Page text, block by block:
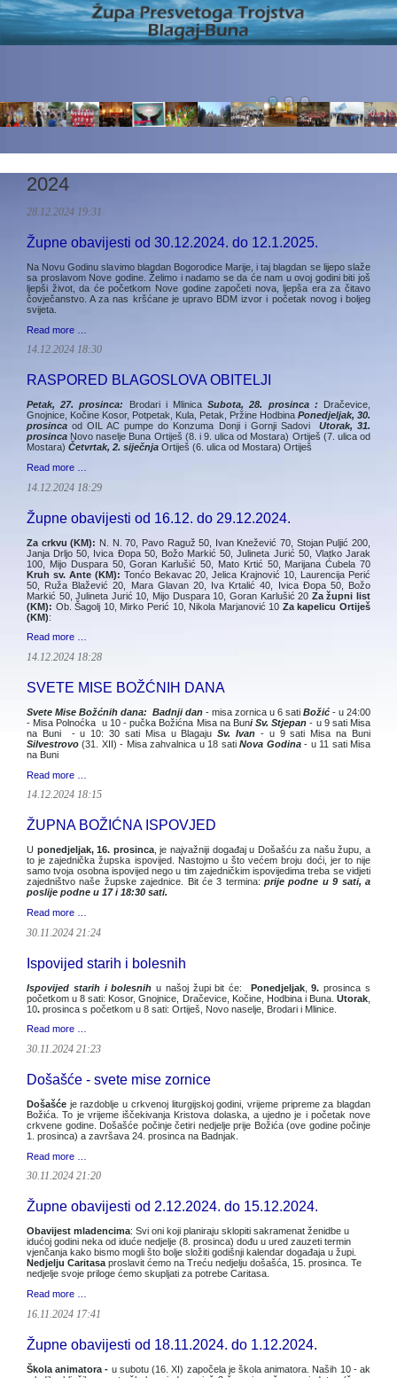
2024
28.12.2024 19:31
Župne obavijesti od 30.12.2024. do 12.1.2025.
Na Novu Godinu slavimo blagdan Bogorodice Marije, i taj blagdan se lijepo slaže
sa proslavom Nove godine. Želimo i nadamo se da će nam u ovoj godini biti još
ljepši život, da će početkom Nove godine započeti nova, ljepša era za čitavo
čovječanstvo. A za nas kršćane je upravo BDM izvor i početak novog i boljeg
svijeta.
Read more …
14.12.2024 18:30
RASPORED BLAGOSLOVA OBITELJI
Petak, 27. prosinca: Brodari i Mlinica Subota, 28. prosinca :
Dračevice,
Gnojnice, Kočine Kosor, Potpetak, Kula, Petak, Pržine Hodbina Ponedjeljak, 30.
prosincaod OIL AC pumpe do Konzuma Donji i Gornji Sadovi Utorak, 31.
prosinca Novo naselje Buna Ortiješ (8. i 9. ulica od Mostara) Ortiješ (7. ulica od
Mostara) Četvrtak, 2. siječnja Ortiješ (6. ulica od Mostara) Ortiješ
Read more …
14.12.2024 18:29
Župne obavijesti od 16.12. do 29.12.2024.
Za crkvu (KM): N. N. 70, Pavo Raguž 50, Ivan Knežević 70, Stojan Puljić 200,
Janja Drljo 50, Ivica Đopa 50, Božo Markić 50, Julineta Jurić 50, Vlatko Jarak
100, Mijo Duspara 50, Goran Karlušić 50, Mato Krtić 50, Marijana Ćubela 70
Kruh sv. Ante (KM): Tonćo Bekavac 20, Jelica Krajnović 10, Laurencija Perić
50, Ruža Blažević 20, Mara Glavan 20, Iva Krtalić 40, Ivica Đopa 50, Božo
Markić 50, Julineta Jurić 10, Mijo Duspara 10, Goran Karlušić 20 Za župni list
(KM): Ob. Šagolj 10, Mirko Perić 10, Nikola Marjanović 10 Za kapelicu Ortiješ
(KM):
Read more …
14.12.2024 18:28
SVETE MISE BOŽĆNIH DANA
Svete Mise Božćnih dana: Badnji dan - misa zornica u 6 sati Božić - u 24:00
- Misa Polnoćka u 10 - pučka Božićna Misa na Buni Sv. Stjepan- u 9 sati Misa
na Buni - u 10: 30 sati Misa u BlagajuSv. Ivan - u 9 sati Misa na Buni
Silvestrovo(31. XII) - Misa zahvalnica u 18 satiNova Godina- u 11 sati Misa
na Buni
Read more …
14.12.2024 18:15
ŽUPNA BOŽIĆNA ISPOVJED
U ponedjeljak, 16. prosinca, je najvažniji događaj u Došašću za našu župu, a
to je zajednička župska ispovijed. Nastojmo u što većem broju doći, jer to nije
samo tvoja osobna ispovijed nego u tim zajedničkim ispovijedima treba se vidjeti
zajedništvo naše župske zajednice. Bit će 3 termina:prije podne u 9 sati, a
poslije podne u 17 i 18:30 sati.
Read more …
30.11.2024 21:24
Ispovijed starih i bolesnih
Ispovijed starih i bolesnihu našoj župi bit će: Ponedjeljak,9.prosinca s
početkom u 8 sati: Kosor, Gnojnice, Dračevice, Kočine, Hodbina i Buna. Utorak
10. prosinca s početkom u 8 sati: Ortiješ, Novo naselje, Brodari i Mlinice.
Read more …
30.11.2024 21:23
Došašće - svete mise zornice
Došašće je razdoblje u crkvenoj liturgijskoj godini, vrijeme pripreme za blagdan
Božića. To je vrijeme iščekivanja Kristova dolaska, a ujedno je i početak nove
crkvene godine. Došašće počinje četiri nedjelje prije Božića (ove godine počinje
1. prosinca) a završava 24. prosinca na Badnjak.
Read more …
30.11.2024 21:20
Župne obavijesti od 2.12.2024. do 15.12.2024.
Obavijest mladencima: Svi oni koji planiraju sklopiti sakramenat ženidbe u
idućoj godini neka od iduće nedjelje (8. prosinca) dođu u ured zauzeti termin
vjenčanja kako bismo mogli što bolje složiti godišnji kalendar događaja u župi.
Nedjelju Caritasa proslavit ćemo na Treću nedjelju došašća, 15. prosinca. Te
nedjelje svoje priloge ćemo skupljati za potrebe Caritasa.
Read more …
16.11.2024 17:41
Župne obavijesti od 18.11.2024. do 1.12.2024.
Škola animatora - u subotu (16. XI) započela je škola animatora. Naših 10 - ak